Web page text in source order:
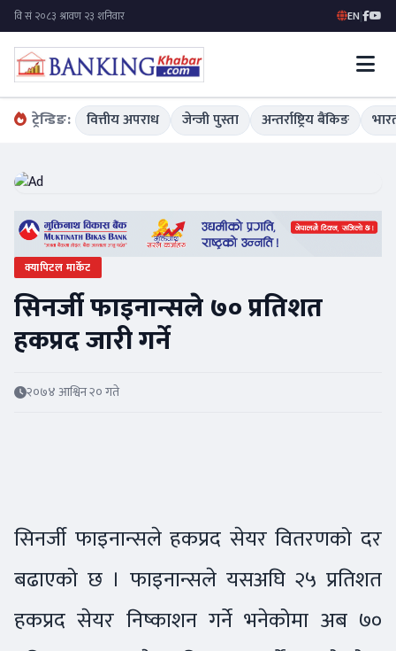
EN|
ट्रेन्डिङ: वित्तीय अपराध जेन्जी पुस्ता अन्तर्राष्ट्रिय बैंकिङ
क्यापिटल मार्केट
सिनर्जी फाइनान्सले ७० प्रतिशत
हकप्रद जारी गर्ने
२०७४ आश्विन २० गते
सिनर्जी फाइनान्सले हकप्रद सेयर वितरणको दर
बढाएको छ । फाइनान्सले यसअघि २५ प्रतिशत
हकप्रद सेयर निष्काशन गर्ने भनेकोमा अब ७०